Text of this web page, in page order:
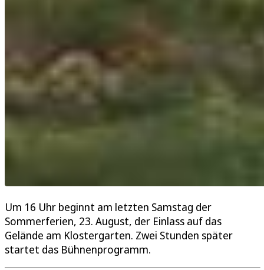
Um 16 Uhr beginnt am letzten Samstag der
Sommerferien, 23. August, der Einlass auf das
Gelände am Klostergarten. Zwei Stunden später
startet das Bühnenprogramm.